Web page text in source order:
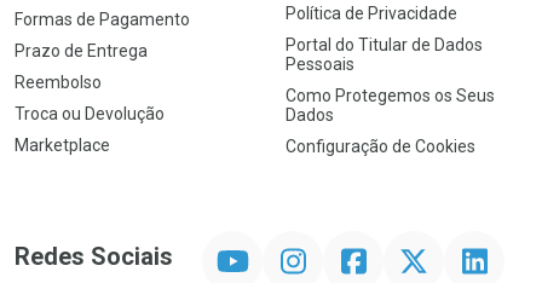
Formas de Pagamento
Prazo de Entrega
Reembolso
Troca ou Devolução
Marketplace
Política de Privacidade
Portal do Titular de Dados
Pessoais
Como Protegemos os Seus
Dados
Configuração de Cookies
Redes Sociais InstagramFacebookTwitter Linkedin